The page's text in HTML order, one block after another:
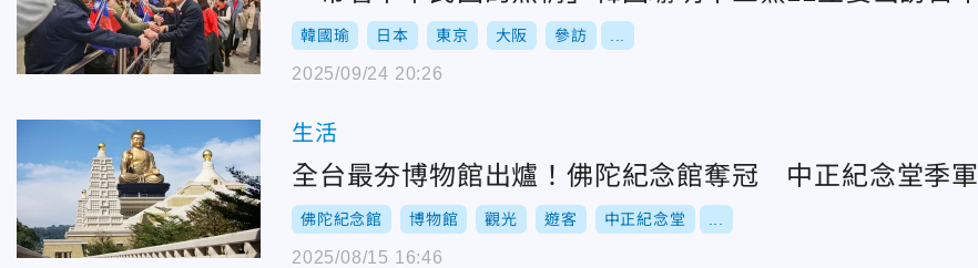
韓國瑜 日本 東京 大阪 參訪
2025/09/24 20:26
生活
全台最夯博物館出爐！佛陀紀念館奪冠 中正紀念堂季軍
佛陀紀念館 博物館 觀光 遊客 中正紀念堂
2025/08/15 16:46